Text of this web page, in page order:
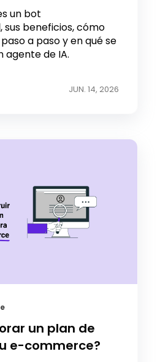
un bot
sus beneficios, cómo
a paso y en qué se
agente de IA.
JUN. 14, 2026
un plan de
e-commerce?